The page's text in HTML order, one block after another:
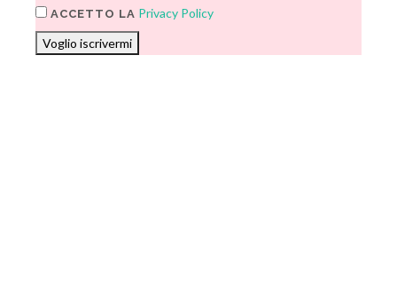
ACCETTO LA Privacy Policy
Voglio iscrivermi